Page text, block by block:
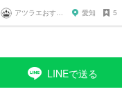
アツラエおすすめ旅プラン！ 愛知 5
LINEで送る